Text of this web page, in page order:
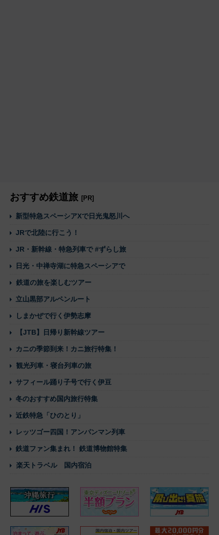
おすすめ鉄道旅 [PR]
新型特急スペーシアXで日光鬼怒川へ
JRで北陸に行こう！
JR・新幹線・特急列車で #ずらし旅
日光・中禅寺湖に特急スペーシアで
鉄道の旅を楽しむツアー
立山黒部アルペンルート
しまかぜで行く伊勢志摩
【JTB】日帰り新幹線ツアー
カニの季節到来！カニ旅行特集！
観光列車・寝台列車の旅
サフィール踊り子号で行く伊豆
冬のおすすめ国内旅行特集
近鉄特急「ひのとり」
レッツゴー四国！アンパンマン列車
鉄道ファン集まれ！ 鉄道博物館特集
楽天トラベル 国内宿泊